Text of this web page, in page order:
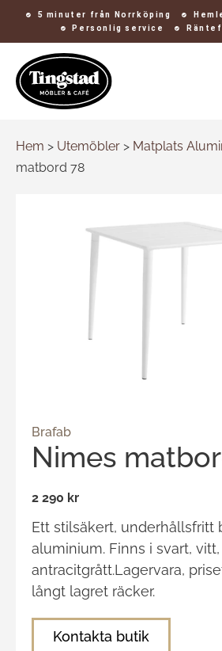
5 minuter från Norrköping
Personlig service
Hem > Utemöbler > Matplats
matbord 78
Brafab
Nimes
2 290 kr
Ett stilsäkert, underhållsfritt
aluminium. Finns i svart,
antracitgrått.Lagervara,
långt lagret räcker.
Kontakta butik